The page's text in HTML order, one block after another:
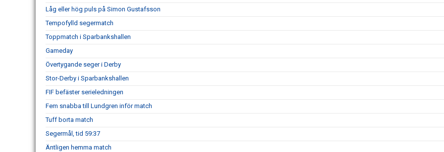
Låg eller hög puls på Simon Gustafsson
Tempofylld segermatch
Toppmatch i Sparbankshallen
Gameday
Övertygande seger i Derby
Stor-Derby i Sparbankshallen
FIF befäster serieledningen
Fem snabba till Lundgren inför match
Tuff borta match
Segermål, tid 59:37
Äntligen hemma match